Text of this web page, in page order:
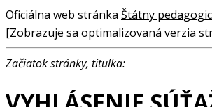
Oficiálna web stránka Štátny
[Zobrazuje sa optimalizovaná verzia
Začiatok stránky, titulka: